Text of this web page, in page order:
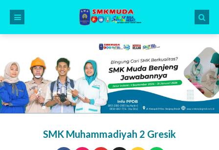
SMK Muhammadiyah 2 Gresik